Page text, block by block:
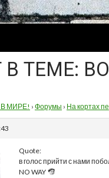
В ТЕМЕ:
МИРЕ! › Форумы › На кортах
Quote:
в голос прийти с нами
NO WAY